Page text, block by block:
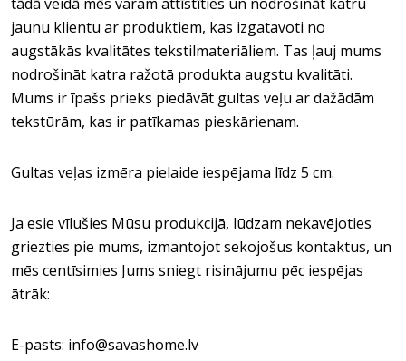
jaunu klientu ar produktiem, kas izgatavoti no
augstākās kvalitātes tekstilmateriāliem. Tas ļauj mums
nodrošināt katra ražotā produkta augstu kvalitāti.
Mums ir īpašs prieks piedāvāt gultas veļu ar dažādām
tekstūrām, kas ir patīkamas pieskārienam.
Gultas veļas izmēra pielaide iespējama līdz 5 cm.
Ja esie vīlušies Mūsu produkcijā, lūdzam nekavējoties
griezties pie mums, izmantojot sekojošus kontaktus, un
mēs centīsimies Jums sniegt risinājumu pēc iespējas
ātrāk:
E-pasts: info@savashome.lv